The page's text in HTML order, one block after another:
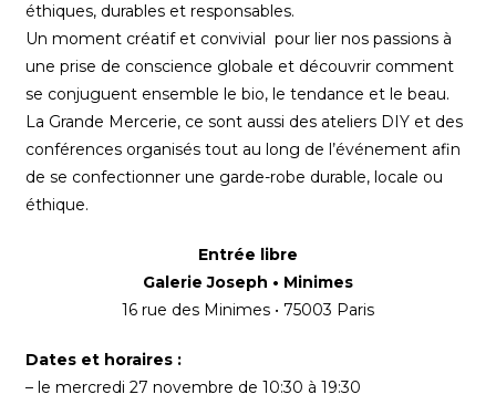
éthiques, durables et responsables.
Un moment créatif et convivial pour lier nos passions à
une prise de conscience globale et découvrir comment
se conjuguent ensemble le bio, le tendance et le beau.
La Grande Mercerie, ce sont aussi des ateliers DIY et des
conférences organisés tout au long de l’événement afin
de se confectionner une garde-robe durable, locale ou
éthique.
Entrée libre
Galerie Joseph • Minimes
16 rue des Minimes • 75003 Paris
Dates et horaires :
– le mercredi 27 novembre de 10:30 à 19:30